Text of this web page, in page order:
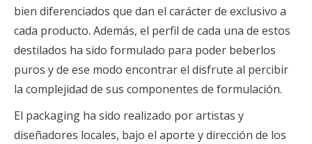
bien diferenciados que dan el carácter de exclusivo a
cada producto. Además, el perfil de cada una de estos
destilados ha sido formulado para poder beberlos
puros y de ese modo encontrar el disfrute al percibir
la complejidad de sus componentes de formulación.
El packaging ha sido realizado por artistas y
diseñadores locales, bajo el aporte y dirección de los